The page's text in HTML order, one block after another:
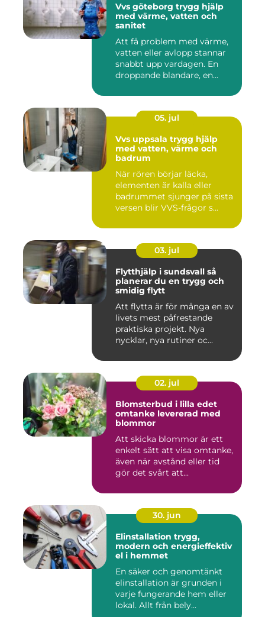
Vvs göteborg trygg hjälp
med värme, vatten och
sanitet
Att få problem med värme,
vatten eller avlopp stannar
snabbt upp vardagen. En
droppande blandare, en...
05. jul
Vvs uppsala trygg hjälp
med vatten, värme och
badrum
När rören börjar läcka,
elementen är kalla eller
badrummet sjunger på sista
versen blir VVS-frågor s...
03. jul
Flytthjälp i sundsvall så
planerar du en trygg och
smidig flytt
Att flytta är för många en av
livets mest påfrestande
praktiska projekt. Nya
nycklar, nya rutiner oc...
02. jul
Blomsterbud i lilla edet
omtanke levererad med
blommor
Att skicka blommor är ett
enkelt sätt att visa omtanke,
även när avstånd eller tid
gör det svårt att...
30. jun
Elinstallation trygg,
modern och energieffektiv
el i hemmet
En säker och genomtänkt
elinstallation är grunden i
varje fungerande hem eller
lokal. Allt från bely...